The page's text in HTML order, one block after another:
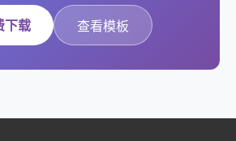
下载 查看模板